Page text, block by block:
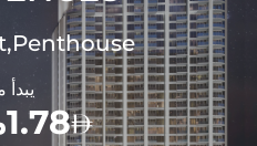
1.78مليون